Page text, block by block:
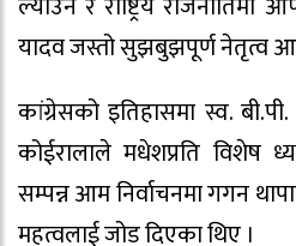
यादव जस्तो सुझबुझपूर्ण नेतृत्व
कांग्रेसको इतिहासमा स्व.
कोईरालाले मधेशप्रति विशेष
सम्पन्न आम निर्वाचनमा गगन
महत्वलाई जोड दिएका थिए ।